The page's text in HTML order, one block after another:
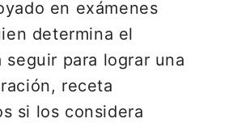
en exámenes
determina el
seguir para lograr una
receta
si los considera